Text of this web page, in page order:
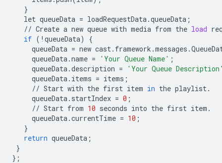
}
let queueData = loadRequestData.queueData ;
// Create a new queue with media from the load
if ( ! queueData)
{
queueData = new cast. framework .messages .
queueData.name = 'Your Queue Name' ;
queueData.description =
'Your Queue
queueData. items = items ;
// Start with the first item in the playlist.
queueData. startIndex = 0 ;
// Start from 10 seconds into the first item .
queueData.currentTime = 10 ;
}
return queueData ;
}
};